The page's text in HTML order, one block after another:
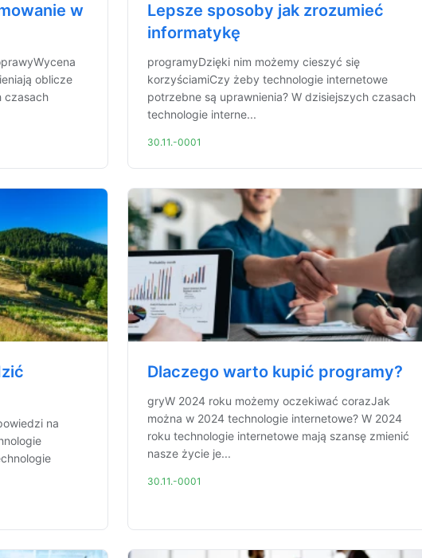
w
oblicze
czasach
Lepsze sposoby jak zrozumieć
informatykę
programyDzięki nim możemy cieszyć się
korzyściamiCzy żeby technologie internetowe
potrzebne są uprawnienia? W dzisiejszych czasach
technologie interne...
30.11.-0001
na
Dlaczego warto kupić programy?
gryW 2024 roku możemy oczekiwać corazJak
można w 2024 technologie internetowe? W 2024
roku technologie internetowe mają szansę zmienić
nasze życie je...
30.11.-0001